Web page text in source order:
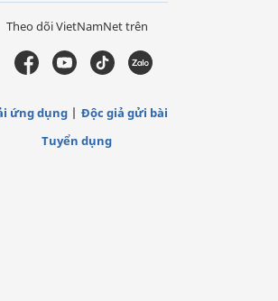
Theo dõi VietNamNet trên
ứng dụng
Độc giả gửi bài
Tuyển dụng